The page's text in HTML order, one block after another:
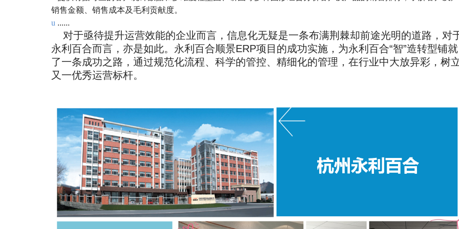
销售金额、销售成本及毛利贡献度。
u ......
对于亟待提升运营效能的企业而言，信息化无疑是一条布满荆棘却前途光明的道路，对
永利百合而言，亦是如此。永利百合顺景ERP项目的成功实施，为永利百合“智”造转型铺就
了一条成功之路，通过规范化流程、科学的管控、精细化的管理，在行业中大放异彩，树
又一优秀运营标杆。